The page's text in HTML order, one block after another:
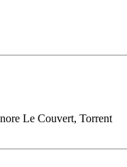
Le Couvert, Torrent